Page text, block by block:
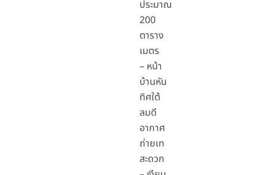
ประมาณ
200
ตาราง
เมตร
– หน้า
บ้านหัน
ทิศใต้
ลมดี
อากาศ
ถ่ายเท
สะดวก